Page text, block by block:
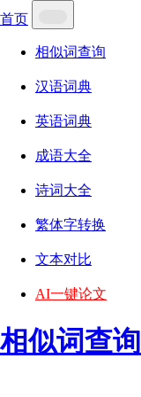
首页
相似词查询
汉语词典
英语词典
成语大全
诗词大全
繁体字转换
文本对比
AI一键论文
相似词查询